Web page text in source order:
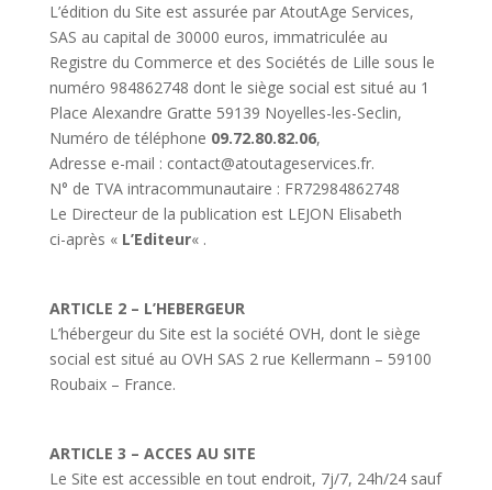
L’édition du Site est assurée par AtoutAge Services,
SAS au capital de 30000 euros, immatriculée au
Registre du Commerce et des Sociétés de Lille sous le
numéro 984862748 dont le siège social est situé au 1
Place Alexandre Gratte 59139 Noyelles-les-Seclin,
Numéro de téléphone 09.72.80.82.06,
Adresse e-mail : contact@atoutageservices.fr.
N° de TVA intracommunautaire : FR72984862748
Le Directeur de la publication est LEJON Elisabeth
ci-après « L’Editeur« .
ARTICLE 2 – L’HEBERGEUR
L’hébergeur du Site est la société OVH, dont le siège
social est situé au OVH SAS 2 rue Kellermann – 59100
Roubaix – France.
ARTICLE 3 – ACCES AU SITE
Le Site est accessible en tout endroit, 7j/7, 24h/24 sauf